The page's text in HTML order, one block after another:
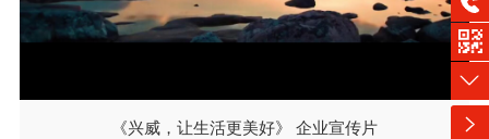
《兴威，让生活更美好》 企业宣传片
4000-400-838